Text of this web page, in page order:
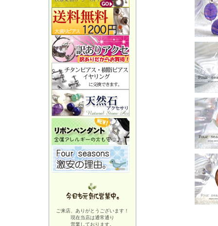
ご来店、ありがとうございます！
現在当店は通常通り
営業しております。